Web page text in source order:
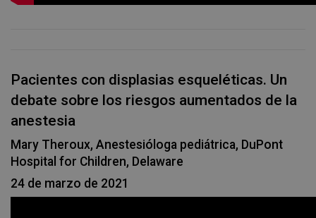
Pacientes con displasias esqueléticas. Un
debate sobre los riesgos aumentados de la
anestesia
Mary Theroux, Anestesióloga pediátrica, DuPont
Hospital for Children, Delaware
24 de marzo de 2021